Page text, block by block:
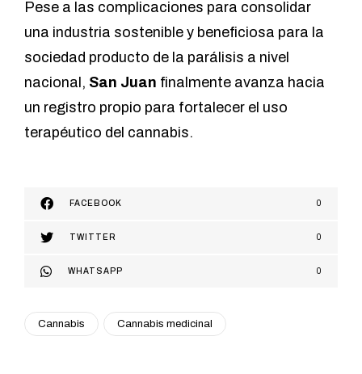
Pese a las complicaciones para consolidar
una industria sostenible y beneficiosa para la
sociedad producto de la parálisis a nivel
nacional, San Juan finalmente avanza hacia
un registro propio para fortalecer el uso
terapéutico del cannabis.
FACEBOOK 0
TWITTER 0
WHATSAPP 0
Cannabis Cannabis medicinal